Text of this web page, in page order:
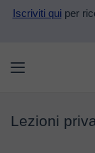
Iscriviti quiper
Lezioni